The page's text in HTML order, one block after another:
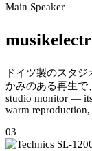
Main Speaker
ドイツ製のスタ
かみのある再生で
studio monitor —
warm
03